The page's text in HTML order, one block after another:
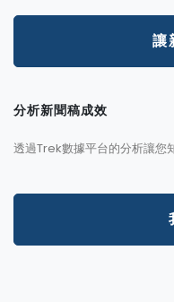
讓
分析新聞稿成效
透過Trek數據平台的分析讓您